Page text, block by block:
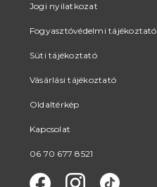
Jogi nyilatkozat
Fogyasztóvédelmi tájékoztató
Süti tájékoztató
Vásárlási tájékoztató
Oldaltérkép
Kapcsolat
06 70 677 8521